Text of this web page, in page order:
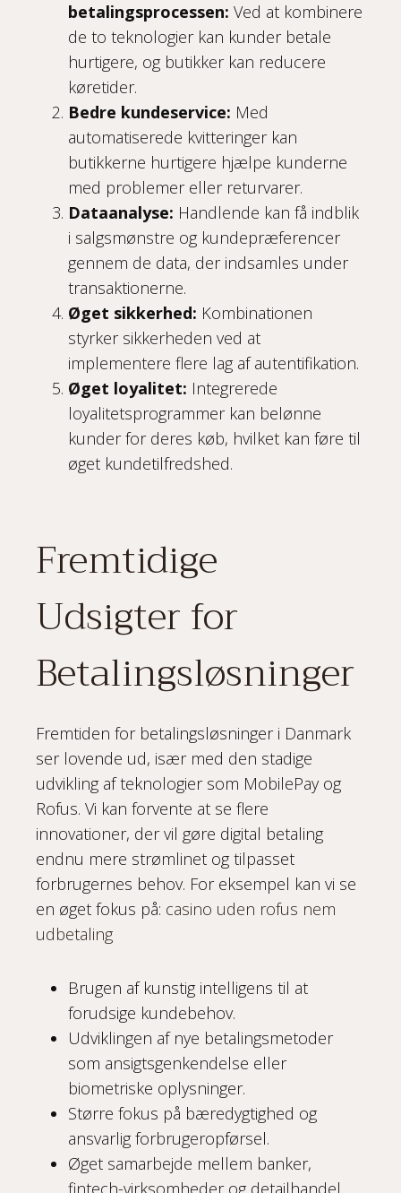
betalingsprocessen: Ved at kombinere
de to teknologier kan kunder betale
hurtigere, og butikker kan reducere
køretider.
Bedre kundeservice: Med
automatiserede kvitteringer kan
butikkerne hurtigere hjælpe kunderne
med problemer eller returvarer.
Dataanalyse: Handlende kan få indblik
i salgsmønstre og kundepræferencer
gennem de data, der indsamles under
transaktionerne.
Øget sikkerhed: Kombinationen
styrker sikkerheden ved at
implementere flere lag af autentifikation.
Øget loyalitet: Integrerede
loyalitetsprogrammer kan belønne
kunder for deres køb, hvilket kan føre til
øget kundetilfredshed.
Fremtidige
Udsigter for
Betalingsløsninger
Fremtiden for betalingsløsninger i Danmark
ser lovende ud, især med den stadige
udvikling af teknologier som MobilePay og
Rofus. Vi kan forvente at se flere
innovationer, der vil gøre digital betaling
endnu mere strømlinet og tilpasset
forbrugernes behov. For eksempel kan vi se
en øget fokus på: casino uden rofus nem
udbetaling
Brugen af kunstig intelligens til at
forudsige kundebehov.
Udviklingen af nye betalingsmetoder
som ansigtsgenkendelse eller
biometriske oplysninger.
Større fokus på bæredygtighed og
ansvarlig forbrugeropførsel.
Øget samarbejde mellem banker,
fintech-virksomheder og detailhandel.